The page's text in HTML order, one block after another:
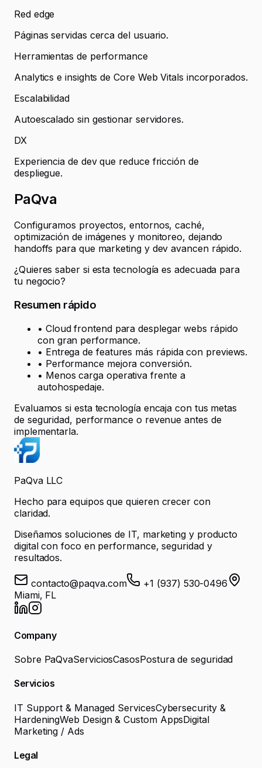
Red edge
Páginas servidas cerca del usuario.
Herramientas de performance
Analytics e insights de Core Web Vitals incorporados.
Escalabilidad
Autoescalado sin gestionar servidores.
DX
Experiencia de dev que reduce fricción de
despliegue.
PaQva
Configuramos proyectos, entornos, caché,
optimización de imágenes y monitoreo, dejando
handoffs para que marketing y dev avancen rápido.
¿Quieres saber si esta tecnología es adecuada para
tu negocio?
Resumen rápido
• Cloud frontend para desplegar webs rápido
con gran performance.
• Entrega de features más rápida con previews.
• Performance mejora conversión.
• Menos carga operativa frente a
autohospedaje.
Evaluamos si esta tecnología encaja con tus metas
de seguridad, performance o revenue antes de
implementarla.
PaQva LLC
Hecho para equipos que quieren crecer con
claridad.
Diseñamos soluciones de IT, marketing y producto
digital con foco en performance, seguridad y
resultados.
contacto@paqva.com
+1 (937) 530-0496
Miami, FL
Company
Sobre PaQvaServiciosCasosPostura de seguridad
Servicios
IT Support & Managed ServicesCybersecurity &
HardeningWeb Design & Custom AppsDigital
Marketing / Ads
Legal